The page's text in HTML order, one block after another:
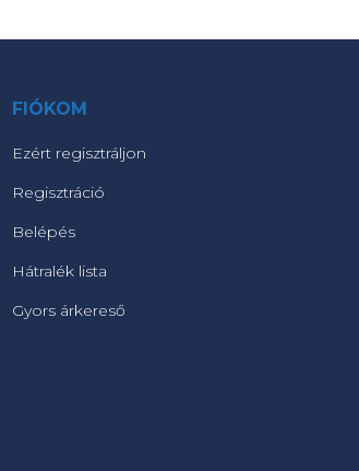
FIÓKOM
Ezért regisztráljon
Regisztráció
Belépés
Hátralék lista
Gyors árkereső